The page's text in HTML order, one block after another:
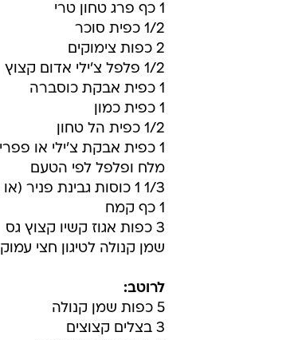
1 כף פרג טחון טרי
1/2 כפית סוכר
2 כפות צימוקים
1/2 פלפל צ'ילי אדום קצוץ
1 כפית אבקת כוסברה
1 כפית כמון
1/2 כפית הל טחון
1 כפית אבקת צ'ילי או פפריקה חריפה
מלח ופלפל לפי הטעם
1/3 1 כוסות גבינת פניר (או צפתית מגורדת או טופו)
1 כף קמח
3 כפות אגוז קשיו קצוץ גס
שמן קנולה לטיגון חצי עמוק
לרוטב:
5 כפות שמן קנולה
3 בצלים קצוצים